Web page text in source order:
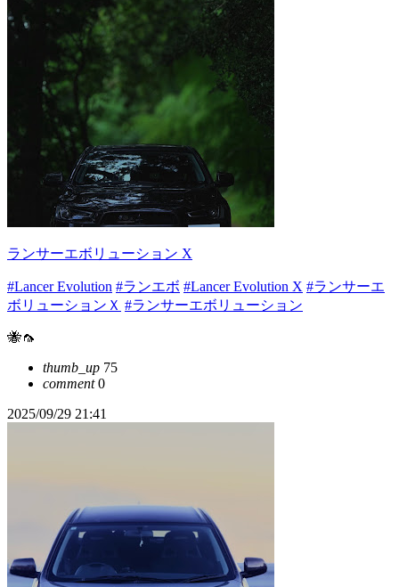
ランサーエボリューション X
#Lancer Evolution #ランエボ #Lancer Evolution X #ランサーエ
ボリューションＸ #ランサーエボリューション
🐝🦟
thumb_up 75
comment0
2025/09/29 21:41